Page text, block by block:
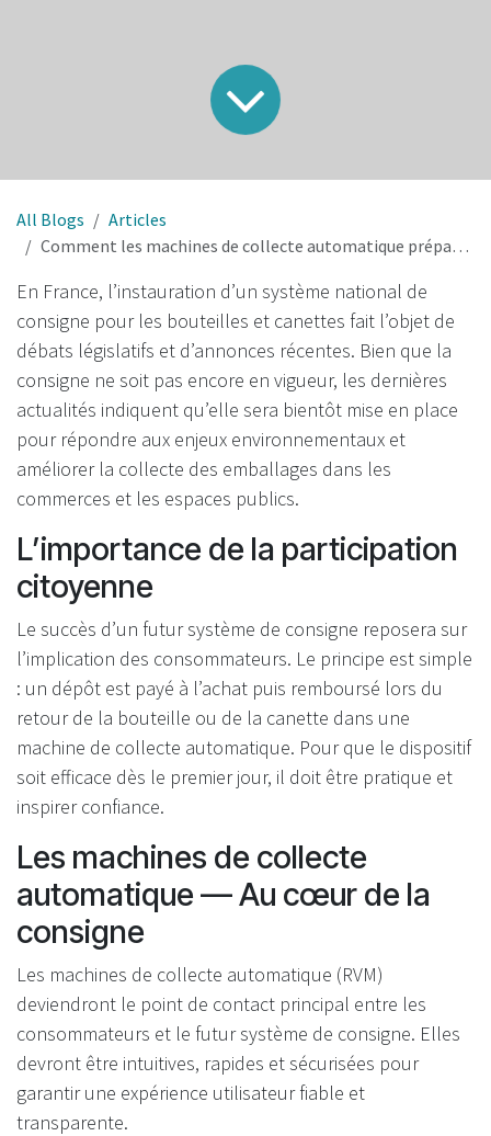
All Blogs
Articles
Comment les machines de collecte automatique prépareront la France au retour de la consigne
En France, l’instauration d’un système national de
consigne pour les bouteilles et canettes fait l’objet de
débats législatifs et d’annonces récentes. Bien que la
consigne ne soit pas encore en vigueur, les dernières
actualités indiquent qu’elle sera bientôt mise en place
pour répondre aux enjeux environnementaux et
améliorer la collecte des emballages dans les
commerces et les espaces publics.
L’importance de la participation
citoyenne
Le succès d’un futur système de consigne reposera sur
l’implication des consommateurs. Le principe est simple
: un dépôt est payé à l’achat puis remboursé lors du
retour de la bouteille ou de la canette dans une
machine de collecte automatique. Pour que le dispositif
soit efficace dès le premier jour, il doit être pratique et
inspirer confiance.
Les machines de collecte
automatique — Au cœur de la
consigne
Les machines de collecte automatique (RVM)
deviendront le point de contact principal entre les
consommateurs et le futur système de consigne. Elles
devront être intuitives, rapides et sécurisées pour
garantir une expérience utilisateur fiable et
transparente.